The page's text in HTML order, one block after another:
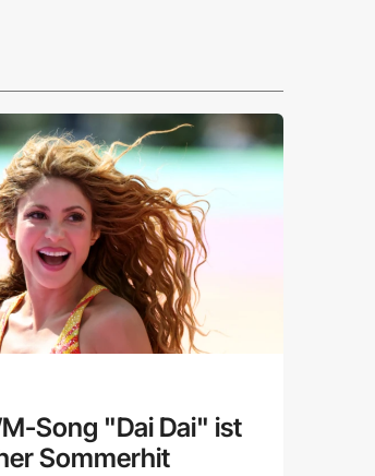
Song "Dai Dai" ist
Sommerhit